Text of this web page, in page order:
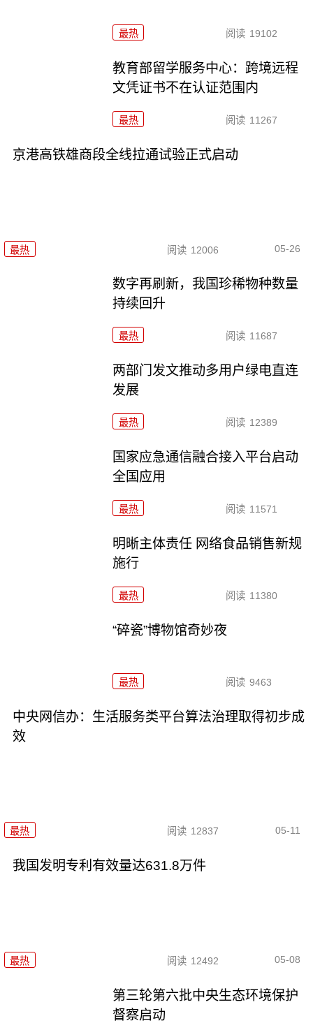
最热 阅读 19102
教育部留学服务中心：跨境远程
文凭证书不在认证范围内
最热 阅读 11267
京港高铁雄商段全线拉通试验正式启动
最热 阅读 12006 05-26
数字再刷新，我国珍稀物种数量
持续回升
最热 阅读 11687
两部门发文推动多用户绿电直连
发展
最热 阅读 12389
国家应急通信融合接入平台启动
全国应用
最热 阅读 11571
明晰主体责任 网络食品销售新规
施行
最热 阅读 11380
“碎瓷”博物馆奇妙夜
最热 阅读 9463
中央网信办：生活服务类平台算法治理取得初步成
效
最热 阅读 12837 05-11
我国发明专利有效量达631.8万件
最热 阅读 12492 05-08
第三轮第六批中央生态环境保护
督察启动